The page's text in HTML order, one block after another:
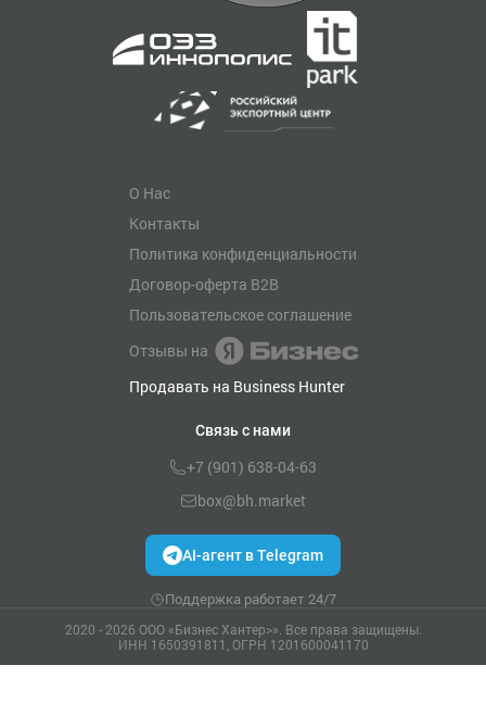
О Нас
Контакты
Политика конфиденциальности
Договор-оферта B2B
Пользовательское соглашение
Отзывы на
Продавать на Business Hunter
Связь с нами
+7 (901) 638-04-63
box@bh.market
AI-агент в Telegram
Поддержка работает 24/7
2020 - 2026 ООО «Бизнес Хантер>». Все права защищены.
ИНН 1650391811, ОГРН 1201600041170